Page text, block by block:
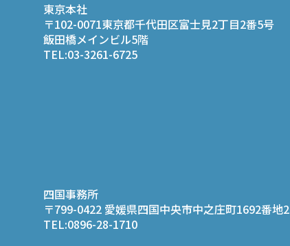
東京本社
〒102-0071東京都千代田区富士見2丁目2番5号
飯田橋メインビル5階
TEL:03-3261-6725
四国事務所
〒799-0422 愛媛県四国中央市中之庄町1692番地2
TEL:0896-28-1710